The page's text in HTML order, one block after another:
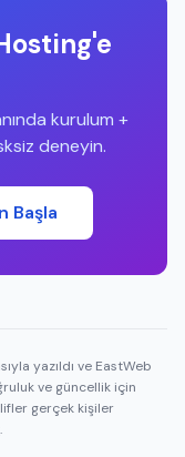
kurulum +
deneyin.
Başla
yazıldı ve EastWeb
ve güncellik için
gerçek kişiler
.